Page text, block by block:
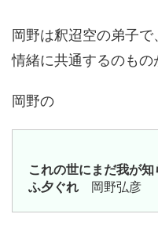
岡野は釈迢空の弟子
情緒に共通するのもの
岡野の
これの世にまだ我が
ふ夕ぐれ 岡野弘彦